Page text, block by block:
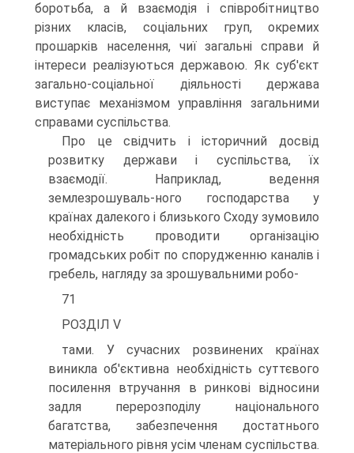
боротьба, а й взаємодія і співробітництво
різних класів, соціальних груп, окремих
прошарків населення, чиї загальні справи й
інтереси реалізуються державою. Як суб'єкт
загально-соціальної діяльності держава
виступає механізмом управління загальними
справами суспільства.
Про це свідчить і історичний досвід
розвитку держави і суспільства, їх
взаємодії. Наприклад, ведення
землезрошуваль-ного господарства у
країнах далекого і близького Сходу зумовило
необхідність проводити організацію
громадських робіт по спорудженню каналів і
гребель, нагляду за зрошувальними робо-
71
РОЗДІЛ V
тами. У сучасних розвинених країнах
виникла об'єктивна необхідність суттєвого
посилення втручання в ринкові відносини
задля перерозподілу національного
багатства, забезпечення достатнього
матеріального рівня усім членам суспільства.